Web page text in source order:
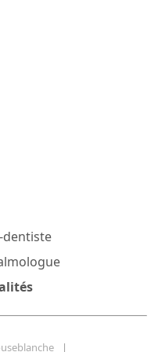
dentiste